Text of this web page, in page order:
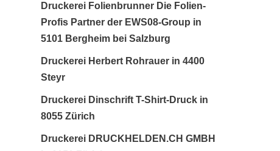
Druckerei Folienbrunner Die Folien-
Profis Partner der EWS08-Group in
5101 Bergheim bei Salzburg
Druckerei Herbert Rohrauer in 4400
Steyr
Druckerei Dinschrift T-Shirt-Druck in
8055 Zürich
Druckerei DRUCKHELDEN.CH GMBH